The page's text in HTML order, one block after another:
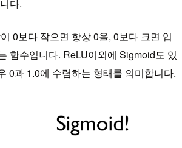
다.
0보다 작으면 항상 0을, 0보다 크면 입
함수입니다. ReLU이외에 Sigmoid도 있
0과 1.0에 수렴하는 형태를 의미합니다.